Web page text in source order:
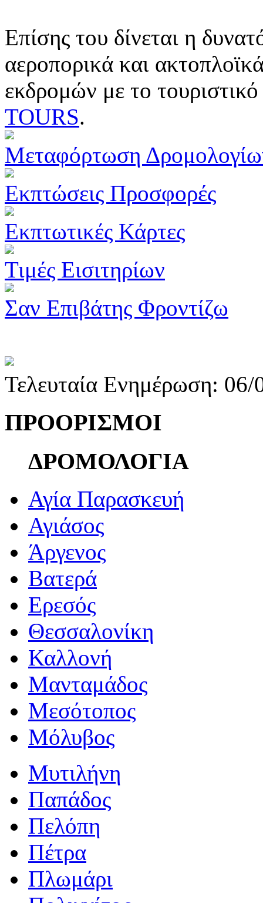
Επίσης του δίνεται η
αεροπορικά και
εκδρομών με το
TOURS.
Μεταφόρτωση
Εκπτώσεις Προσφορές
Εκπτωτικές Κάρτες
Τιμές Εισιτηρίων
Σαν Επιβάτης Φροντίζω
Τελευταία Ενημέρωση:
ΠΡΟΟΡΙΣΜΟΙ
ΔΡΟΜΟΛΟΓΙΑ
Αγία Παρασκευή
Αγιάσος
Άργενος
Βατερά
Ερεσός
Θεσσαλονίκη
Καλλονή
Μανταμάδος
Μεσότοπος
Μόλυβος
Μυτιλήνη
Παπάδος
Πελόπη
Πέτρα
Πλωμάρι